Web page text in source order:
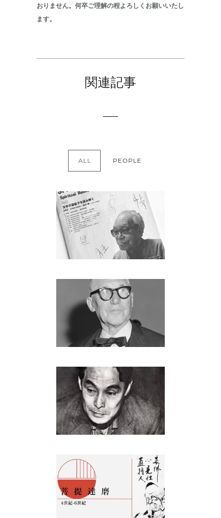
おりません。何卒ご理解の程よろしくお願いいたし
ます。
関連記事
ALL PEOPLE
白川静
People
ル・コルビュジエ
People
埴谷雄高
People